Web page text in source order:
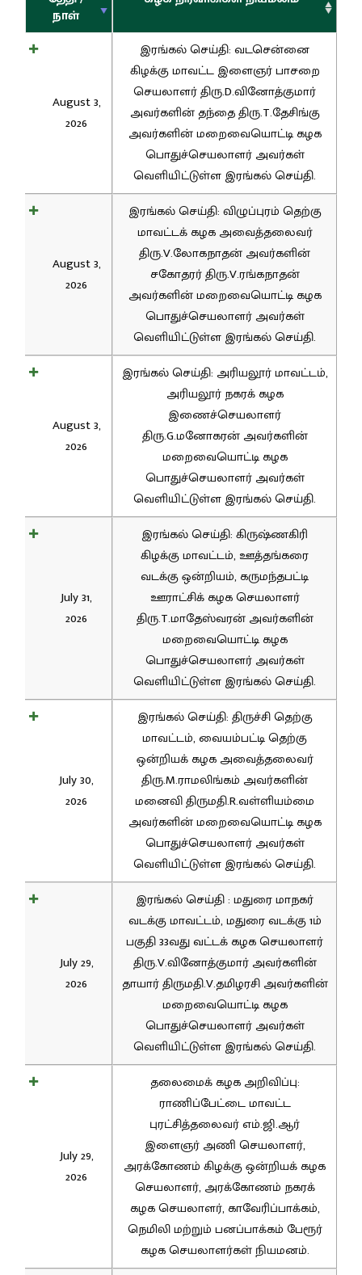
நாள்
August 3,
2026
இரங்கல் செய்தி: வடசென்னை
கிழக்கு மாவட்ட இளைஞர் பாசறை
செயலாளர் திரு.D.வினோத்குமார்
அவர்களின் தந்தை திரு.T.தேசிங்கு
அவர்களின் மறைவையொட்டி கழக
பொதுச்செயலாளர் அவர்கள்
வெளியிட்டுள்ள இரங்கல் செய்தி.
August 3,
2026
இரங்கல் செய்தி: விழுப்புரம் தெற்கு
மாவட்டக் கழக அவைத்தலைவர்
திரு.V.லோகநாதன் அவர்களின்
சகோதரர் திரு.V.ரங்கநாதன்
அவர்களின் மறைவையொட்டி கழக
பொதுச்செயலாளர் அவர்கள்
வெளியிட்டுள்ள இரங்கல் செய்தி.
August 3,
2026
இரங்கல் செய்தி: அரியலூர் மாவட்டம்,
அரியலூர் நகரக் கழக
இணைச்செயலாளர்
திரு.G.மனோகரன் அவர்களின்
மறைவையொட்டி கழக
பொதுச்செயலாளர் அவர்கள்
வெளியிட்டுள்ள இரங்கல் செய்தி.
July 31,
2026
இரங்கல் செய்தி: கிருஷ்ணகிரி
கிழக்கு மாவட்டம், ஊத்தங்கரை
வடக்கு ஒன்றியம், கருமந்தபட்டி
ஊராட்சிக் கழக செயலாளர்
திரு.T.மாதேஸ்வரன் அவர்களின்
மறைவையொட்டி கழக
பொதுச்செயலாளர் அவர்கள்
வெளியிட்டுள்ள இரங்கல் செய்தி.
July 30,
2026
இரங்கல் செய்தி: திருச்சி தெற்கு
மாவட்டம், வையம்பட்டி தெற்கு
ஒன்றியக் கழக அவைத்தலைவர்
திரு.M.ராமலிங்கம் அவர்களின்
மனைவி திருமதி.R.வள்ளியம்மை
அவர்களின் மறைவையொட்டி கழக
பொதுச்செயலாளர் அவர்கள்
வெளியிட்டுள்ள இரங்கல் செய்தி.
July 29,
2026
இரங்கல் செய்தி : மதுரை மாநகர்
வடக்கு மாவட்டம், மதுரை வடக்கு 1ம்
பகுதி 33வது வட்டக் கழக செயலாளர்
திரு.V.வினோத்குமார் அவர்களின்
தாயார் திருமதி.V.தமிழரசி அவர்களின்
மறைவையொட்டி கழக
பொதுச்செயலாளர் அவர்கள்
வெளியிட்டுள்ள இரங்கல் செய்தி.
July 29,
2026
தலைமைக் கழக அறிவிப்பு:
ராணிப்பேட்டை மாவட்ட
புரட்சித்தலைவர் எம்.ஜி.ஆர்
இளைஞர் அணி செயலாளர்,
அரக்கோணம் கிழக்கு ஒன்றியக் கழக
செயலாளர், அரக்கோணம் நகரக்
கழக செயலாளர், காவேரிப்பாக்கம்,
நெமிலி மற்றும் பனப்பாக்கம் பேரூர்
கழக செயலாளர்கள் நியமனம்.